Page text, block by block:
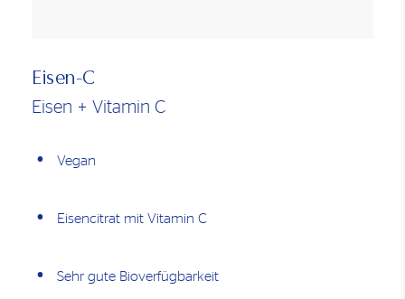
Eisen-C
Eisen + Vitamin C
Vegan
Eisencitrat mit Vitamin C
Sehr gute Bioverfügbarkeit